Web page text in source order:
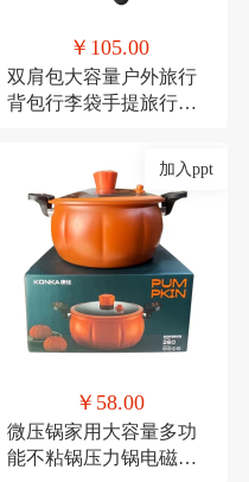
￥105.00
双肩包大容量户外旅行
背包行李袋手提旅行包
加入ppt
￥58.00
微压锅家用大容量多功
能不粘锅压力锅电磁炉